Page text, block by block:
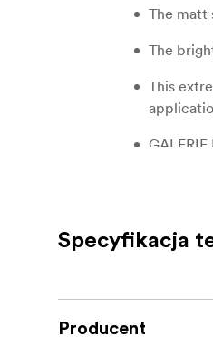
The matt
The
This
Specyfikacja
Producent